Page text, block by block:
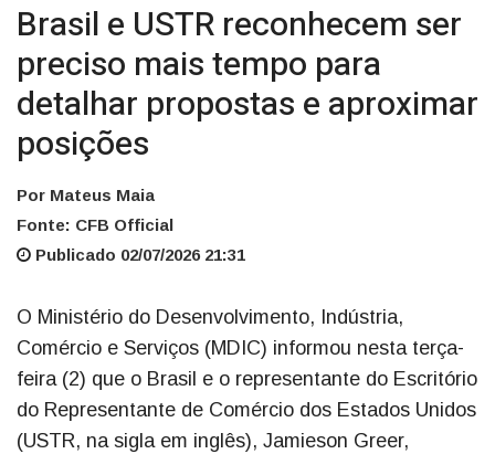
Brasil e USTR reconhecem ser
preciso mais tempo para
detalhar propostas e aproximar
posições
Por Mateus Maia
Fonte: CFB Official
Publicado 02/07/2026 21:31
O Ministério do Desenvolvimento, Indústria,
Comércio e Serviços (MDIC) informou nesta terça-
feira (2) que o Brasil e o representante do Escritório
do Representante de Comércio dos Estados Unidos
(USTR, na sigla em inglês), Jamieson Greer,